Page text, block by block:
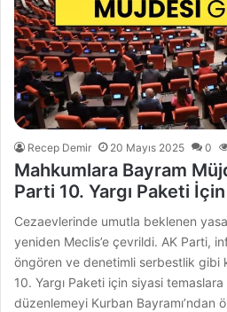
Recep Demir 20 Mayıs 2025 0
Mahkumlara Bayram
Parti 10. Yargı Paketi
Cezaevlerinde umutla beklenen
yeniden Meclis’e çevrildi. AK Parti,
öngören ve denetimli serbestlik gibi
10. Yargı Paketi için siyasi temaslara
düzenlemeyi Kurban Bayramı’ndan